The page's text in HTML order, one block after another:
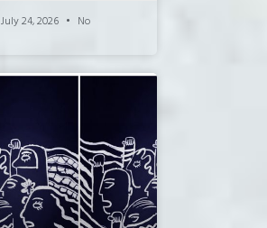
July 24, 2026 No